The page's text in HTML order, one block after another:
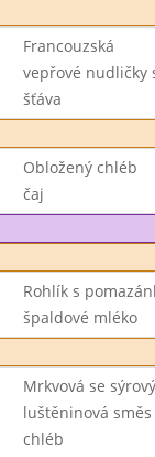
Francouzská
vepřové nudličky
šťáva
Obložený chléb
čaj
Rohlík s
špaldové mléko
Mrkvová se
luštěninová
chléb